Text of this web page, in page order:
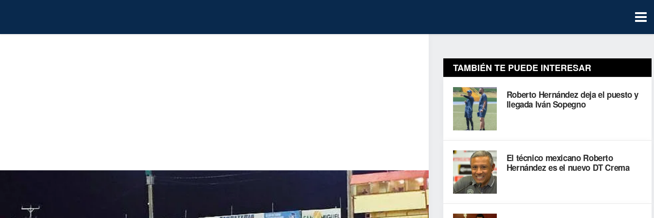
TAMBIÉN TE PUEDE INTERESAR
Roberto Hernández deja el puesto y
llegada Iván Sopegno
El técnico mexicano Roberto
Hernández es el nuevo DT Crema